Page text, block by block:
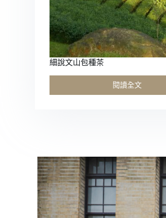
細說文山包種茶
閱讀全文